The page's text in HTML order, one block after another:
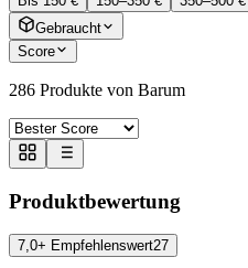
Gebraucht
Score
286 Produkte von Barum
Produktbewertung
7,0+ Empfehlenswert27